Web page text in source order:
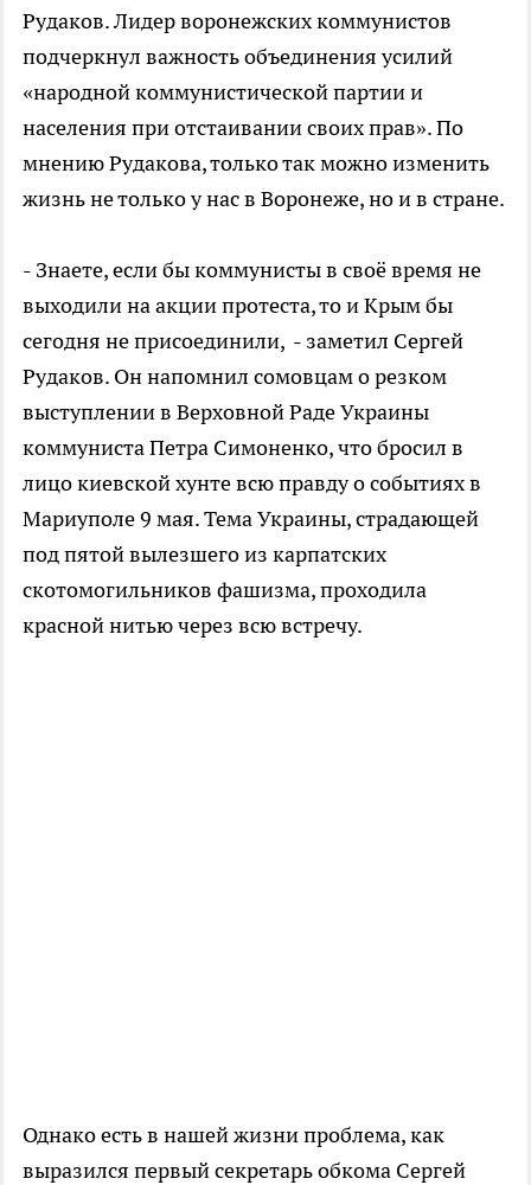
Рудаков. Лидер воронежских коммунистов
подчеркнул важность объединения усилий
«народной коммунистической партии и
населения при отстаивании своих прав». По
мнению Рудакова, только так можно изменить
жизнь не только у нас в Воронеже, но и в стране.
- Знаете, если бы коммунисты в своё время не
выходили на акции протеста, то и Крым бы
сегодня не присоединили, - заметил Сергей
Рудаков. Он напомнил сомовцам о резком
выступлении в Верховной Раде Украины
коммуниста Петра Симоненко, что бросил в
лицо киевской хунте всю правду о событиях в
Мариуполе 9 мая. Тема Украины, страдающей
под пятой вылезшего из карпатских
скотомогильников фашизма, проходила
красной нитью через всю встречу.
Однако есть в нашей жизни проблема, как
выразился первый секретарь обкома Сергей